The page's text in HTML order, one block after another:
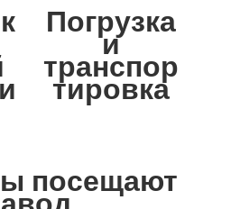
Погрузка
и
транспор
тировка
посещают